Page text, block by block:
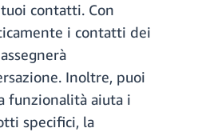
contatti. Con
i contatti dei
Inoltre, puoi
funzionalità aiuta i
specifici, la